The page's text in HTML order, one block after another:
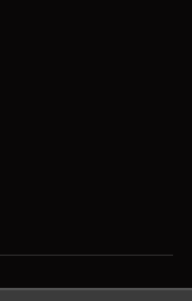
práva vyhrazena.